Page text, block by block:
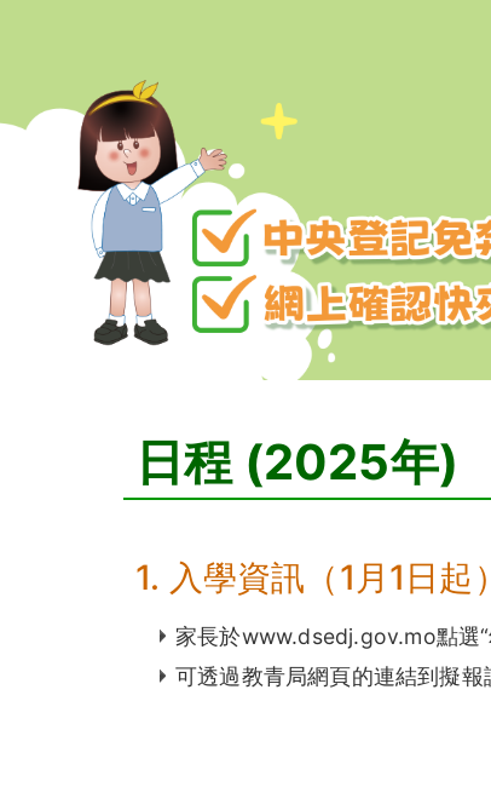
日程 (2025年)
1. 入學資訊（1月1日起）
家長於www.dsedj.gov.mo點選“
可透過教青局網頁的連結到擬報